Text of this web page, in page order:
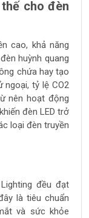
cho đèn
cao, khả năng
huỳnh quang
chứa hay tạo
tỷ lệ CO2
nên hoạt động
đèn LED trở
loại đèn truyền
đều đạt
là tiêu chuẩn
và sức khỏe